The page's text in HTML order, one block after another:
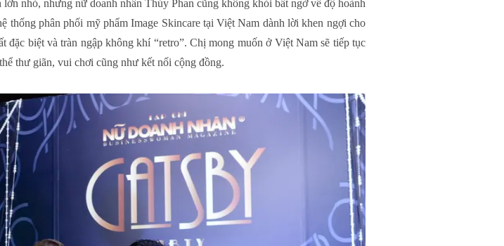
nhỏ, nhưng nữ doanh nhân Thúy Phan cũng không khỏi bất ngờ về độ hoành
thống phân phối mỹ phẩm Image Skincare tại Việt Nam dành lời khen ngợi cho
biệt và tràn ngập không khí “retro”. Chị mong muốn ở Việt Nam sẽ tiếp tục
thư giãn, vui chơi cũng như kết nối cộng đồng.